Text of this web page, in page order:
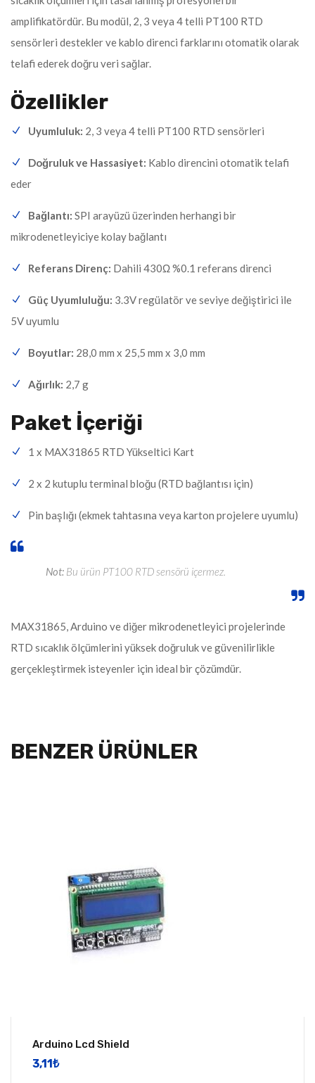
amplifikatördür. Bu modül, 2, 3 veya 4 telli PT100 RTD
sensörleri destekler ve kablo direnci farklarını otomatik olarak
telafi ederek doğru veri sağlar.
Özellikler
Uyumluluk: 2, 3 veya 4 telli PT100 RTD sensörleri
Doğruluk ve Hassasiyet: Kablo direncini otomatik telafi
eder
Bağlantı: SPI arayüzü üzerinden herhangi bir
mikrodenetleyiciye kolay bağlantı
Referans Direnç: Dahili 430Ω %0.1 referans direnci
Güç Uyumluluğu: 3.3V regülatör ve seviye değiştirici ile
5V uyumlu
Boyutlar: 28,0 mm x 25,5 mm x 3,0 mm
Ağırlık: 2,7 g
Paket İçeriği
1 x MAX31865 RTD Yükseltici Kart
2 x 2 kutuplu terminal bloğu (RTD bağlantısı için)
Pin başlığı (ekmek tahtasına veya karton projelere uyumlu)
Not: Bu ürün PT100 RTD sensörü içermez.
MAX31865, Arduino ve diğer mikrodenetleyici projelerinde
RTD sıcaklık ölçümlerini yüksek doğruluk ve güvenilirlikle
gerçekleştirmek isteyenler için ideal bir çözümdür.
BENZER ÜRÜNLER
Arduino Lcd Shield
3,11​₺